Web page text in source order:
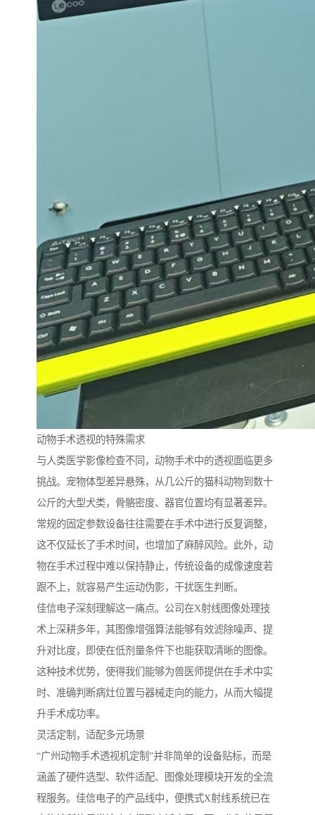
动物手术透视的特殊需求
与人类医学影像检查不同，动物手术中的透视面临更多
挑战。宠物体型差异悬殊，从几公斤的猫科动物到数十
公斤的大型犬类，骨骼密度、器官位置均有显著差异。
常规的固定参数设备往往需要在手术中进行反复调整，
这不仅延长了手术时间，也增加了麻醉风险。此外，动
物在手术过程中难以保持静止，传统设备的成像速度若
跟不上，就容易产生运动伪影，干扰医生判断。
佳信电子深刻理解这一痛点。公司在X射线图像处理技
术上深耕多年，其图像增强算法能够有效滤除噪声、提
升对比度，即使在低剂量条件下也能获取清晰的图像。
这种技术优势，使得我们能够为兽医师提供在手术中实
时、准确判断病灶位置与器械走向的能力，从而大幅提
升手术成功率。
灵活定制，适配多元场景
“广州动物手术透视机定制”并非简单的设备贴标，而是
涵盖了硬件选型、软件适配、图像处理模块开发的全流
程服务。佳信电子的产品线中，便携式X射线系统已在